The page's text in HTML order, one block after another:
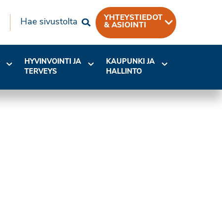
Hae sivustolta
YHTEYSTIEDOT
& ASIOINTI
HYVINVOINTI JA
TERVEYS
KAUPUNKI JA
HALLINTO